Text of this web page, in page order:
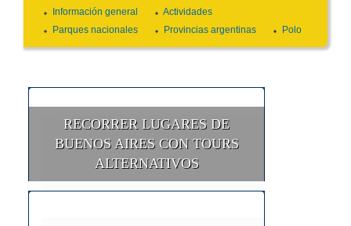
Información general
Actividades
Parques nacionales
Provincias argentinas Polo
RECORRER LUGARES DE
BUENOS AIRES CON TOURS
ALTERNATIVOS